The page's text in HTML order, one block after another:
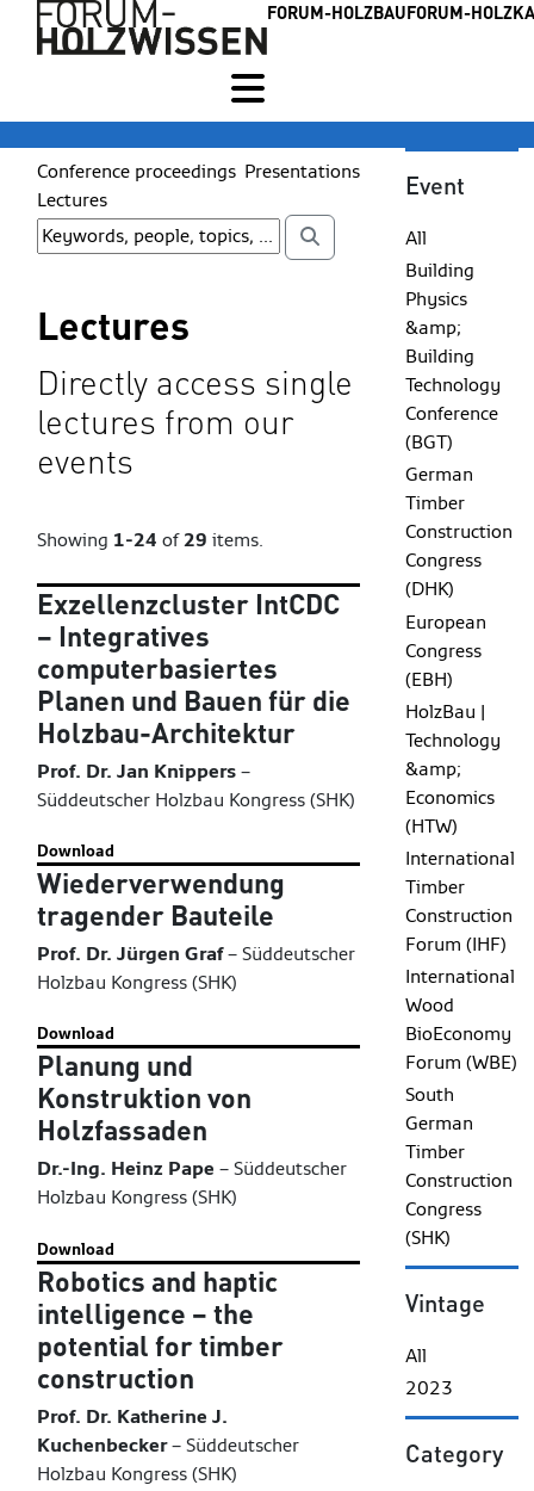
FORUM-HOLZBAUFORUM-
Conference proceedings Presentations
Lectures
Lectures
Directly access single
lectures from our
events
Showing 1-24 of29 items.
Exzellenzcluster IntCDC
– Integratives
computerbasiertes
Planen und Bauen für die
Holzbau-Architektur
Prof. Dr. Jan Knippers–
Süddeutscher Holzbau Kongress (SHK)
Download
Wiederverwendung
tragender Bauteile
Prof. Dr. Jürgen Graf–Süddeutscher
Holzbau Kongress (SHK)
Download
Planung und
Konstruktion von
Holzfassaden
Dr.-Ing. Heinz Pape –Süddeutscher
Holzbau Kongress (SHK)
Download
Robotics and haptic
intelligence – the
potential for timber
construction
Prof. Dr. Katherine J.
Kuchenbecker–Süddeutscher
Holzbau Kongress (SHK)
Event
All
Building
Physics
&amp;
Building
Technology
Conference
(BGT)
German
Timber
Construction
Congress
(DHK)
European
Congress
(EBH)
HolzBau |
Technology
&amp;
Economics
(HTW)
International
Timber
Construction
Forum (IHF)
International
Wood
BioEconomy
Forum (WBE)
South
German
Timber
Construction
Congress
(SHK)
Vintage
All
2023
Category